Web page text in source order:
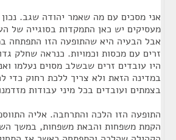
אני מסכים עם מה שאמר יהודה שגב.
מעסיקים יש כאן התמקדות בסוגייה של
אבל הבעיה היא שהתופעה הזו התפתחה
זרים עם מכסות וכמויות. כנראה שחלק
היו עובדים זרים שבשלב מסוים נעלמו
במדינה הזאת ולא צריך ללכת רחוק כדי
בצמתים ועובדים בכל מיני עבודות
התופעה הזו הלכה והתרחבה. אליה
הקמת משפחות והבאת משפחות, במשך